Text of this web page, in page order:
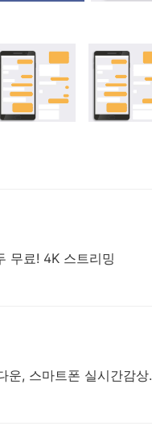
무료! 4K 스트리밍
운, 스마트폰 실시간감상.